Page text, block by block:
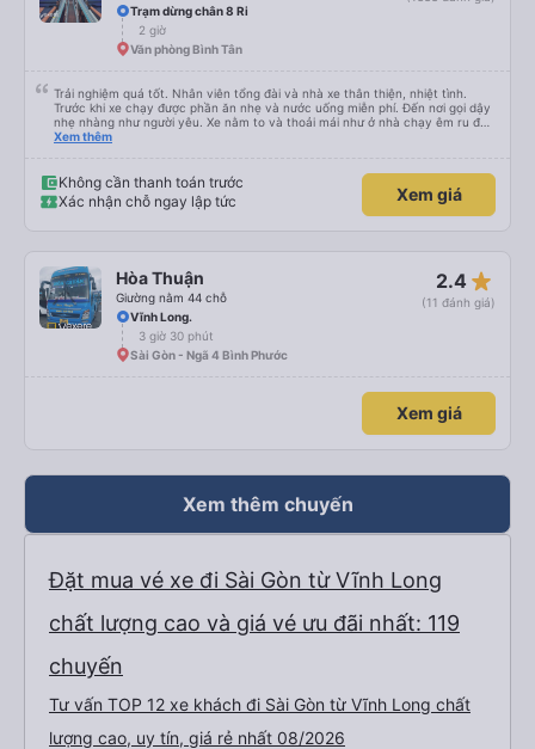
Trạm dừng chân 8 Ri
2 giờ
Văn phòng Bình Tân
Trải nghiệm quá tốt. Nhân viên tổng đài và nhà xe thân thiện, nhiệt tình.
Trước khi xe chạy được phần ăn nhẹ và nước uống miễn phí. Đến nơi gọi dậy
nhẹ nhàng như người yêu. Xe nằm to và thoải mái như ở nhà chạy êm ru đến
nơi lúc nào không hay luôn. I had very good experience with this bus
woke us up as they were waking up up their lovers. If you are foreigners and
planning to take this bus, please don’t hesitate as the seats are big and
comfortable enough for you to sleep on.
Xem thêm
Không cần thanh toán trước
Xác nhận chỗ ngay lập tức
Xem giá
Hòa Thuận
Giường nằm 44 chỗ
2.4 star_rate
(11 đánh giá)
Vĩnh Long.
3 giờ 30 phút
Sài Gòn - Ngã 4 Bình Phước
Xem giá
Xem thêm chuyến
Đặt mua vé xe đi Sài Gòn từ Vĩnh Long
chất lượng cao và giá vé ưu đãi nhất: 119
chuyến
Tư vấn TOP 12 xe khách đi Sài Gòn từ Vĩnh Long chất
lượng cao, uy tín, giá rẻ nhất 08/2026